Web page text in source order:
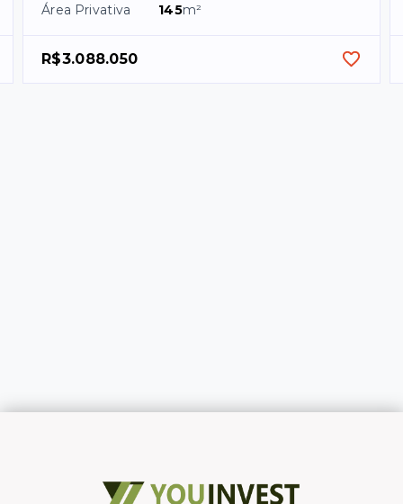
Área Privativa
145m²
R$3.088.050